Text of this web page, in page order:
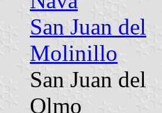
San Juan del
Molinillo
San Juan del
Olmo